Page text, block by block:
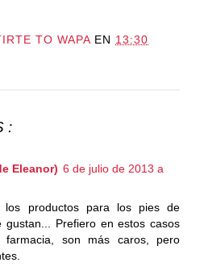
TO WAPA EN 13:30
:
Eleanor) 6 de julio de 2013 a
productos para los pies de
gustan... Prefiero en estos casos
farmacia, son más caros, pero